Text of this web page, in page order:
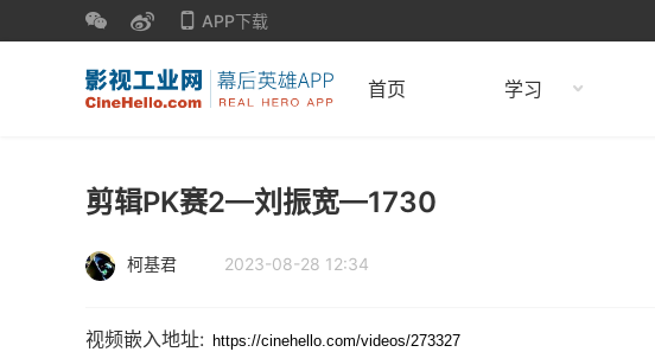
APP下载
首页 学习
剪辑PK赛2—刘振宽—1730
柯基君 2023-08-28 12:34
视频嵌入地址: